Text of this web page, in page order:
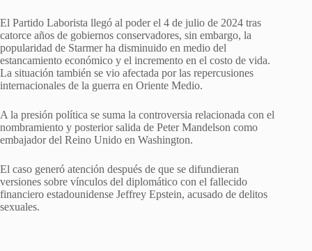
El Partido Laborista llegó al poder el 4 de julio de 2024 tras
catorce años de gobiernos conservadores, sin embargo, la
popularidad de Starmer ha disminuido en medio del
estancamiento económico y el incremento en el costo de vida.
La situación también se vio afectada por las repercusiones
internacionales de la guerra en Oriente Medio.
A la presión política se suma la controversia relacionada con el
nombramiento y posterior salida de Peter Mandelson como
embajador del Reino Unido en Washington.
El caso generó atención después de que se difundieran
versiones sobre vínculos del diplomático con el fallecido
financiero estadounidense Jeffrey Epstein, acusado de delitos
sexuales.